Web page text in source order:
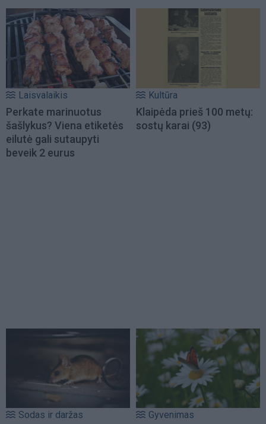
Laisvalaikis
Perkate marinuotus
šašlykus? Viena etiketės
eilutė gali sutaupyti
beveik 2 eurus
Kultūra
Klaipėda prieš 100 metų:
sostų karai (93)
Sodas ir daržas Gyvenimas